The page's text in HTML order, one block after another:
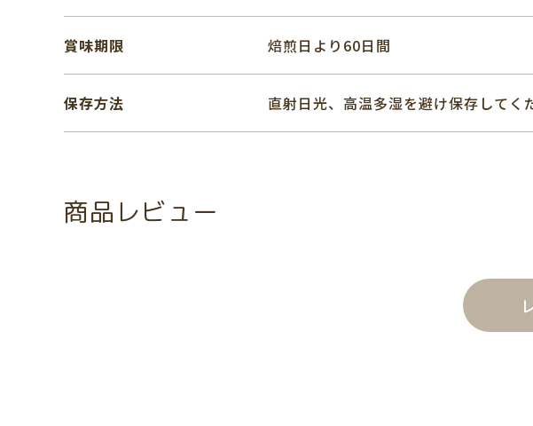
賞味期限 焙煎日より60日間
保存方法 直射日光、高温多湿を避け保存してく
商品レビュー